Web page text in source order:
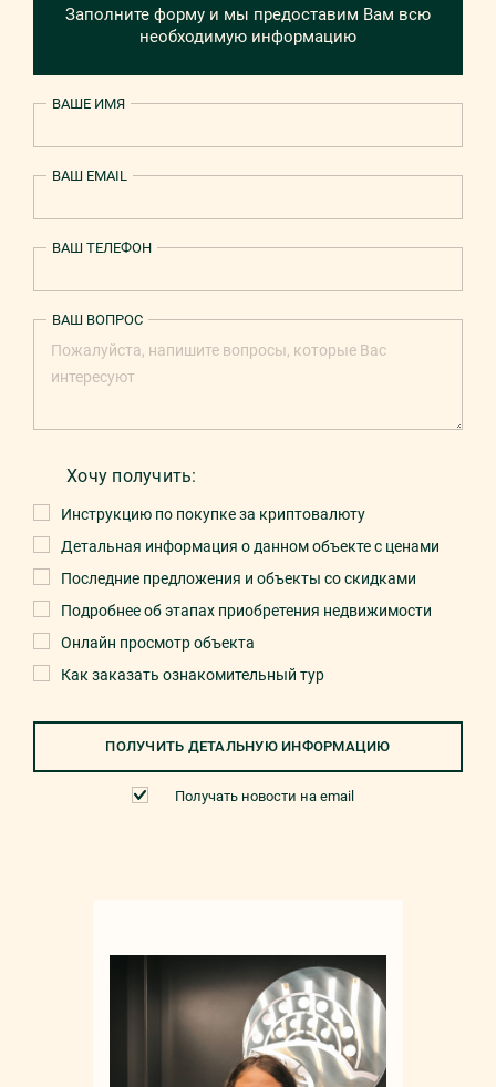
Заполните форму и мы предоставим Вам всю
необходимую информацию
ВАШЕ ИМЯ
ВАШ EMAIL
ВАШ ТЕЛЕФОН
Хочу получить:
Инструкцию по покупке за криптовалюту
Детальная информация о данном объекте с ценами
Последние предложения и объекты со скидками
Подробнее об этапах приобретения недвижимости
Онлайн просмотр объекта
Как заказать ознакомительный тур
ВАШ ВОПРОС
ПОЛУЧИТЬ ДЕТАЛЬНУЮ ИНФОРМАЦИЮ
Получать новости на email